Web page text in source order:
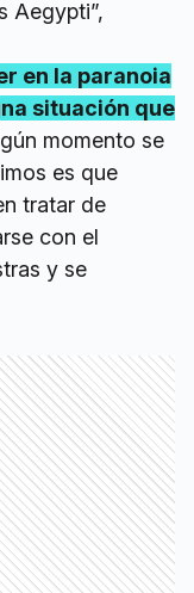
Aegypti”,
en la paranoia
situación que
momento se
es que
tratar de
con el
y se